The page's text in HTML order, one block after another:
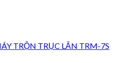
TRỘN TRỤC LĂN TRM-7S